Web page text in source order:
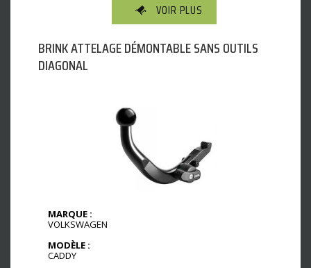
VOIR PLUS
BRINK ATTELAGE DÉMONTABLE SANS OUTILS
DIAGONAL
MARQUE :
VOLKSWAGEN
MODÈLE :
CADDY